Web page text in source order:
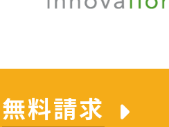
無料請求